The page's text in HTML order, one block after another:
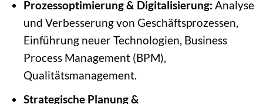
Prozessoptimierung & Digitalisierung: Analyse
und Verbesserung von Geschäftsprozessen,
Einführung neuer Technologien, Business
Process Management (BPM),
Qualitätsmanagement.
Strategische Planung &